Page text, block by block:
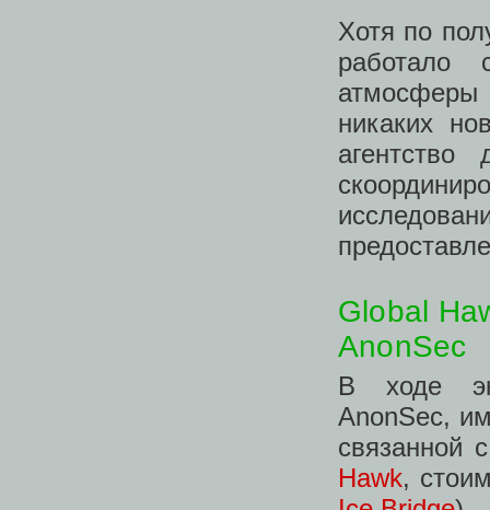
Хотя по
работало
атмосферы
никаких
агентство
Global
AnonSec
В ходе
AnonSec,
связанной
Hawk,